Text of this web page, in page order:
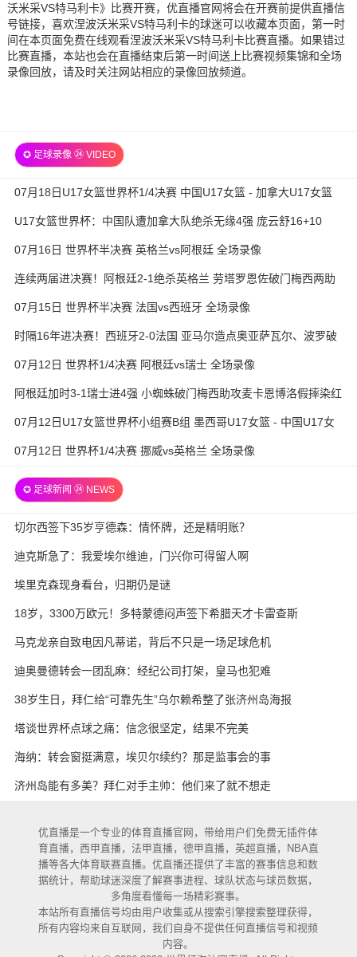
沃米采VS特马利卡》比赛开赛，优直播官网将会在开赛前提供直播信
号链接，喜欢涅波沃米采VS特马利卡的球迷可以收藏本页面，第一时
间在本页面免费在线观看涅波沃米采VS特马利卡比赛直播。如果错过
比赛直播，本站也会在直播结束后第一时间送上比赛视频集锦和全场
录像回放，请及时关注网站相应的录像回放频道。
✪ 足球录像 ㉔ VIDEO
07月18日U17女篮世界杯1/4决赛 中国U17女篮 - 加拿大U17女篮
U17女篮世界杯：中国队遭加拿大队绝杀无缘4强 庞云舒16+10
07月16日 世界杯半决赛 英格兰vs阿根廷 全场录像
连续两届进决赛！阿根廷2-1绝杀英格兰 劳塔罗恩佐破门梅西两助
07月15日 世界杯半决赛 法国vs西班牙 全场录像
时隔16年进决赛！西班牙2-0法国 亚马尔造点奥亚萨瓦尔、波罗破
07月12日 世界杯1/4决赛 阿根廷vs瑞士 全场录像
阿根廷加时3-1瑞士进4强 小蜘蛛破门梅西助攻麦卡恩博洛假摔染红
07月12日U17女篮世界杯小组赛B组 墨西哥U17女篮 - 中国U17女
篮 全场录像
07月12日 世界杯1/4决赛 挪威vs英格兰 全场录像
✪ 足球新闻 ㉔ NEWS
切尔西签下35岁亨德森：情怀牌，还是精明账？
迪克斯急了：我爱埃尔维迪，门兴你可得留人啊
埃里克森现身看台，归期仍是谜
18岁，3300万欧元！多特蒙德闷声签下希腊天才卡雷查斯
马克龙亲自致电因凡蒂诺，背后不只是一场足球危机
迪奥曼德转会一团乱麻：经纪公司打架，皇马也犯难
38岁生日，拜仁给“可靠先生”乌尔赖希整了张济州岛海报
塔谈世界杯点球之痛：信念很坚定，结果不完美
海纳：转会窗挺满意，埃贝尔续约？那是监事会的事
济州岛能有多美？拜仁对手主帅：他们来了就不想走
优直播是一个专业的体育直播官网，带给用户们免费无插件体
育直播，西甲直播，法甲直播，德甲直播，英超直播，NBA直
播等各大体育联赛直播。优直播还提供了丰富的赛事信息和数
据统计，帮助球迷深度了解赛事进程、球队状态与球员数据，
多角度看懂每一场精彩赛事。
本站所有直播信号均由用户收集或从搜索引擎搜索整理获得，
所有内容均来自互联网，我们自身不提供任何直播信号和视频
内容。